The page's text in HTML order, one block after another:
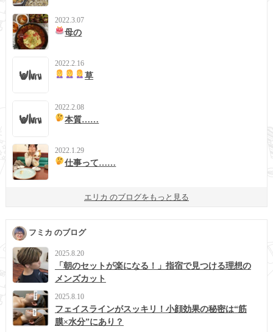
2022.3.07
母の
2022.2.16
草
2022.2.08
本質……
2022.1.29
仕事って……
エリカ のブログをもっと見る
フミカ のブログ
2025.8.20
「朝のセットが楽になる！」指宿で見つける理想の
メンズカット
2025.8.10
フェイスラインがスッキリ！小顔効果の秘密は“筋
膜×水分”にあり？